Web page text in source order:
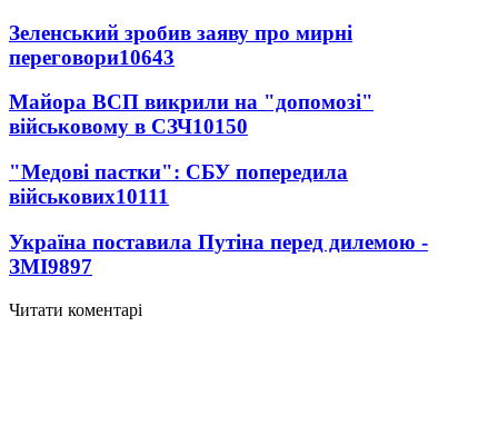
Зеленський зробив заяву про мирні
переговори10643
Майора ВСП викрили на "допомозі"
військовому в СЗЧ10150
"Медові пастки": СБУ попередила
військових10111
Україна поставила Путіна перед дилемою -
ЗМІ9897
Читати коментарі